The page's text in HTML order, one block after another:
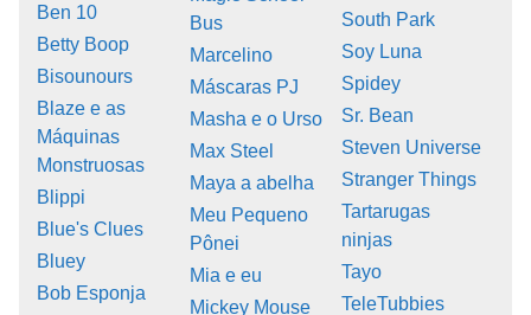
Ben 10
Betty Boop
Bisounours
Blaze e as
Máquinas
Monstruosas
Blippi
Blue's Clues
Bluey
Bob Esponja
Bus
Marcelino
Máscaras PJ
Masha e o Urso
Max Steel
Maya a abelha
Meu Pequeno
Pônei
Mia e eu
Mickey Mouse
South Park
Soy Luna
Spidey
Sr. Bean
Steven Universe
Stranger Things
Tartarugas
ninjas
Tayo
TeleTubbies